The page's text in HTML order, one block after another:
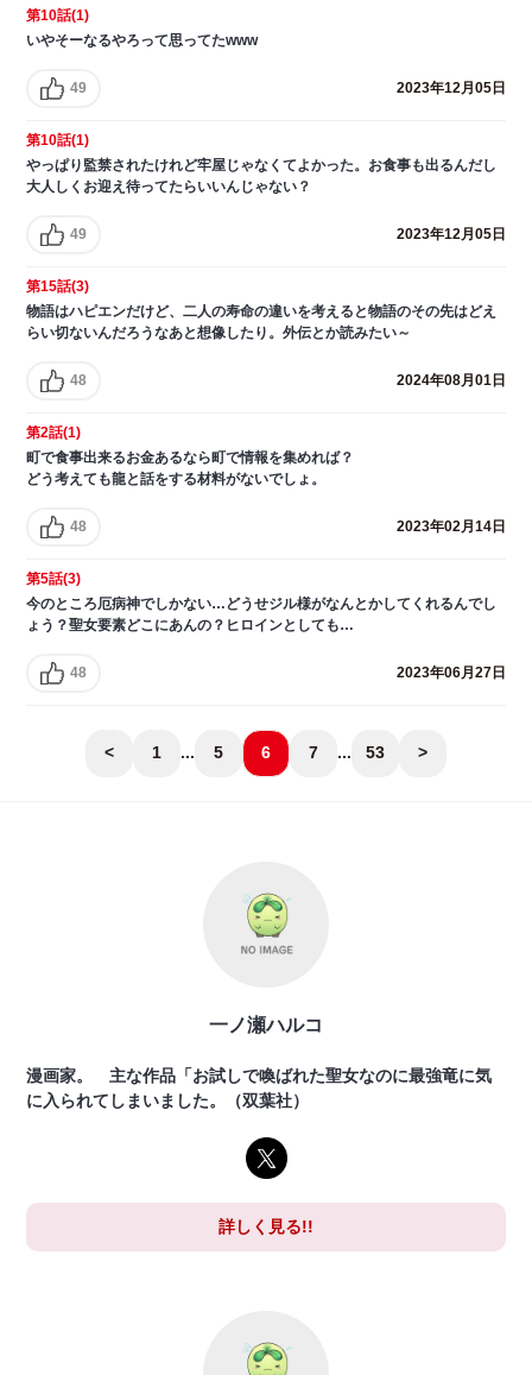
第10話(1)
いやそーなるやろって思ってたwww
49 2023年12月05日
第10話(1)
やっぱり監禁されたけれど牢屋じゃなくてよかった。お食事も出るんだし
大人しくお迎え待ってたらいいんじゃない？
49 2023年12月05日
第15話(3)
物語はハピエンだけど、二人の寿命の違いを考えると物語のその先はどえ
らい切ないんだろうなあと想像したり。外伝とか読みたい～
48 2024年08月01日
第2話(1)
町で食事出来るお金あるなら町で情報を集めれば？
どう考えても龍と話をする材料がないでしょ。
48 2023年02月14日
第5話(3)
今のところ厄病神でしかない…どうせジル様がなんとかしてくれるんでし
ょう？聖女要素どこにあんの？ヒロインとしても…
48 2023年06月27日
< 1 ... 5 6 7 ... 53 >
一ノ瀬ハルコ
漫画家。 主な作品「お試しで喚ばれた聖女なのに最強竜に気
に入られてしまいました。（双葉社）
詳しく見る!!